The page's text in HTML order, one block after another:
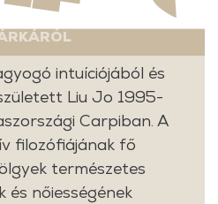
intuíciójából és
Liu Jo 1995-
Carpiban. A
filozófiájának fő
természetes
és nőiességének